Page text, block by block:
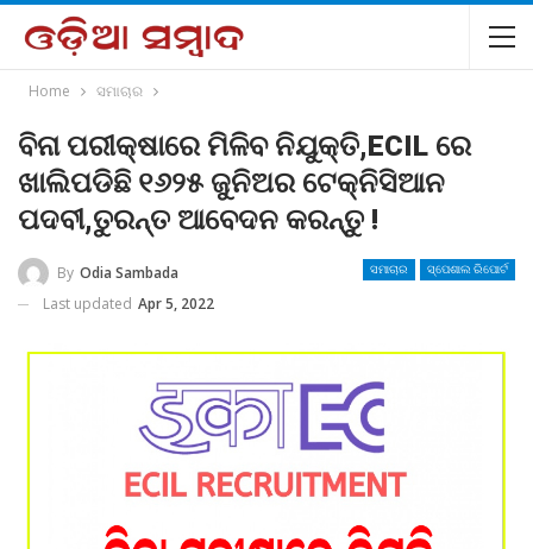
Home ସମାଚାର
ବିନା ପରୀକ୍ଷାରେ ମିଳିବ ନିଯୁକ୍ତି,ECIL ରେ
ଖାଲିପଡିଛି ୧୬୨୫ ଜୁନିଅର ଟେକ୍ନିସିଆନ
ପଦବୀ,ତୁରନ୍ତ ଆବେଦନ କରନ୍ତୁ !
ସମାଚାର ସ୍ପେଶାଲ ରିପୋର୍ଟ
By Odia Sambada
Last updated Apr 5, 2022